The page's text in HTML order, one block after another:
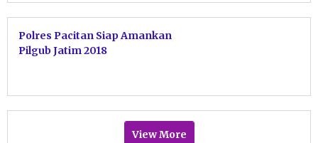
Polres Pacitan Siap Amankan
Pilgub Jatim 2018
View More